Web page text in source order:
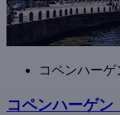
コペンハーゲ
コペンハーゲ